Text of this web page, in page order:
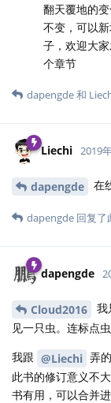
翻天覆地的
不变，可以
子，欢迎大
个章节
dapengde和
Liechi 2019
dapengde 在
dapengde 回复了
dapengde
Cloud2016
我
见一只虫。连标点虫
我跟 @Liechi 弄
此书的修订意义不
书有用，可以合并进